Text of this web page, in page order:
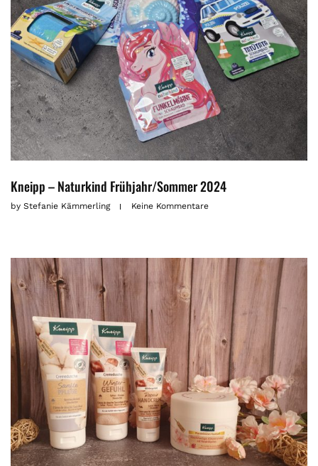
Kneipp – Naturkind Frühjahr/Sommer 2024
by Stefanie Kämmerling Keine Kommentare